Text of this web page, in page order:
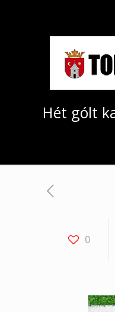
Hét gólt
0